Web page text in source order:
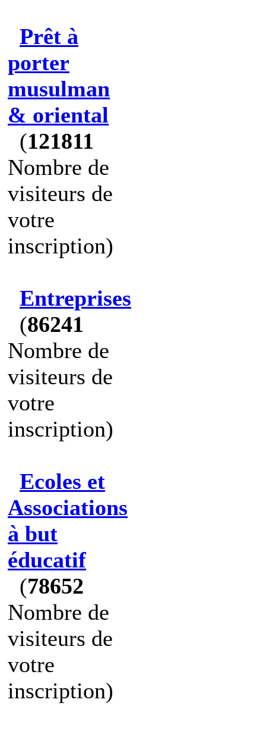
Prêt à
porter
musulman
& oriental
(121811
Nombre de
visiteurs de
votre
inscription)
Entreprises
(86241
Nombre de
visiteurs de
votre
inscription)
Ecoles et
Associations
à but
éducatif
(78652
Nombre de
visiteurs de
votre
inscription)